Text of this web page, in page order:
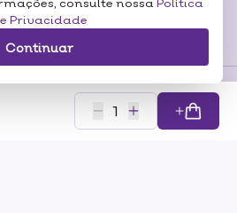
Privacidade
Continuar